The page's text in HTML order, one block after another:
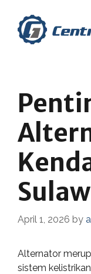
content
April 1, 2026 by
Alternator
sistem